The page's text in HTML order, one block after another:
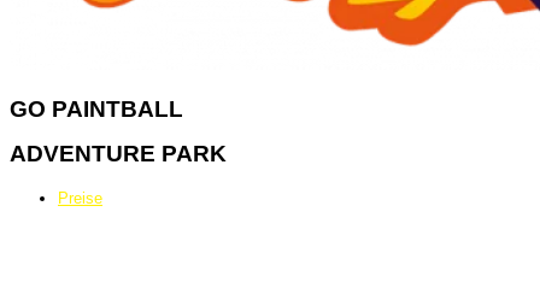
GO PAINTBALL
ADVENTURE PARK
Preise